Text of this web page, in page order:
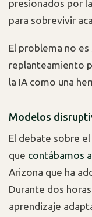
presionados por
para sobrevivir
El problema no
replanteamiento
la IA como una
Modelos
El debate sobre
que contábamos
Arizona que ha
Durante dos
aprendizaje